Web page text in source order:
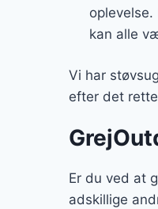
kan alle
Vi har
efter det
Er du ved at
adskillige